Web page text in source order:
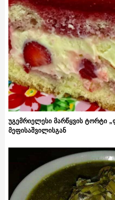
უგემრიელესი მარწყვის ტორტი
მეფისაშვილისგან